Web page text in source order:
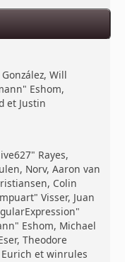
Will
Eshom,
et Justin
Rayes,
Norv, Aaron van
Colin
Visser, Juan
Eshom, Michael
Theodore
et winrules